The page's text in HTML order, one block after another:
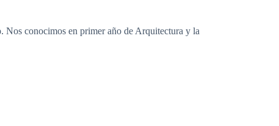
Nos conocimos en primer año de Arquitectura y la